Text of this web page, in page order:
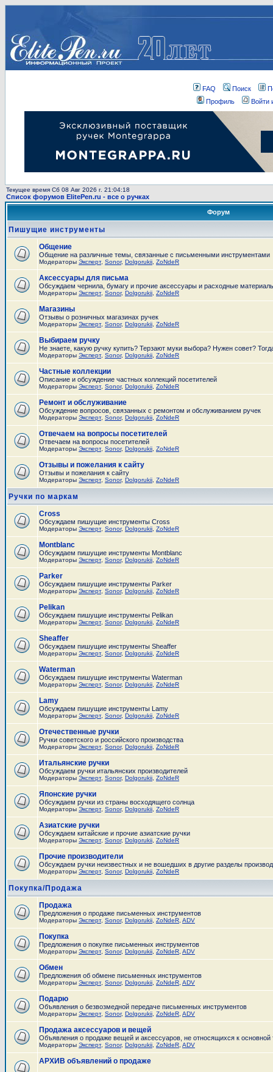
FAQ Поиск
Профиль
Войти
Текущее время Сб 08 Авг 2026 г. 21:04:18
Список форумов ElitePen.ru - все о ручках
Форум
Пишущие инструменты
Общение
Общение на различные темы, связанные с письменными инструментами
Модераторы Эксперт, Sonor, Dolgorukii ZoNdeR
Аксессуары для письма
Обсуждаем чернила, бумагу и прочие аксессуары и расходные
Модераторы Эксперт, Sonor, Dolgorukii ZoNdeR
Магазины
Отзывы о розничных магазинах ручек
Модераторы Эксперт, Sonor, Dolgorukii ZoNdeR
Выбираем ручку
Не знаете, какую ручку купить? Терзают муки выбора? Нужен совет?
Модераторы Эксперт, Sonor, Dolgorukii ZoNdeR
Частные коллекции
Описание и обсуждение частных коллекций посетителей
Модераторы Эксперт, Sonor, Dolgorukii ZoNdeR
Ремонт и обслуживание
Обсуждение вопросов, связанных с ремонтом и обслуживанием ручек
Модераторы Эксперт, Sonor, Dolgorukii ZoNdeR
Отвечаем на вопросы посетителей
Отвечаем на вопросы посетителей
Модераторы Эксперт, Sonor, Dolgorukii ZoNdeR
Отзывы и пожелания к сайту
Отзывы и пожелания к сайту
Модераторы Эксперт, Sonor, Dolgorukii ZoNdeR
Ручки по маркам
Cross
Обсуждаем пишущие инструменты Cross
Модераторы Эксперт, Sonor, Dolgorukii ZoNdeR
Montblanc
Обсуждаем пишущие инструменты Montblanc
Модераторы Эксперт, Sonor, Dolgorukii ZoNdeR
Parker
Обсуждаем пишущие инструменты Parker
Модераторы Эксперт, Sonor, Dolgorukii ZoNdeR
Pelikan
Обсуждаем пишущие инструменты Pelikan
Модераторы Эксперт, Sonor, Dolgorukii ZoNdeR
Sheaffer
Обсуждаем пишущие инструменты Sheaffer
Модераторы Эксперт, Sonor, Dolgorukii ZoNdeR
Waterman
Обсуждаем пишущие инструменты Waterman
Модераторы Эксперт, Sonor, Dolgorukii ZoNdeR
Lamy
Обсуждаем пишущие инструменты Lamy
Модераторы Эксперт, Sonor, Dolgorukii ZoNdeR
Отечественные ручки
Ручки советского и российского производства
Модераторы Эксперт, Sonor, Dolgorukii ZoNdeR
Итальянские ручки
Обсуждаем ручки итальянских производителей
Модераторы Эксперт, Sonor, Dolgorukii ZoNdeR
Японские ручки
Обсуждаем ручки из страны восходящего солнца
Модераторы Эксперт, Sonor, Dolgorukii ZoNdeR
Азиатские ручки
Обсуждаем китайские и прочие азиатские ручки
Модераторы Эксперт, Sonor, Dolgorukii ZoNdeR
Прочие производители
Обсуждаем ручки неизвестных и не вошедших в другие разделы
Модераторы Эксперт, Sonor, Dolgorukii ZoNdeR
Покупка/Продажа
Продажа
Предложения о продаже письменных инструментов
Модераторы Эксперт, Sonor, Dolgorukii ZoNdeR ADV
Покупка
Предложения о покупке письменных инструментов
Модераторы Эксперт, Sonor, Dolgorukii ZoNdeR ADV
Обмен
Предложения об обмене письменных инструментов
Модераторы Эксперт, Sonor, Dolgorukii ZoNdeR ADV
Подарю
Объявления о безвозмедной передаче письменных инструментов
Модераторы Эксперт, Sonor, Dolgorukii ZoNdeR ADV
Продажа аксессуаров и вещей
Объявления о продаже вещей и аксессуаров, не относящихся к
Модераторы Эксперт, Sonor, Dolgorukii ZoNdeR ADV
АРХИВ объявлений о продаже